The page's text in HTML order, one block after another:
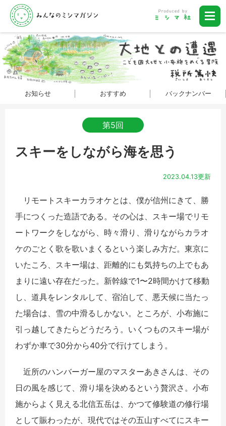
お知らせ おすすめ バックナンバー
第5回
スキーをしながら海を思う
2023.04.13更新
リモートスキーカラオケとは、僕が信州にきて、勝
手につくった造語である。その心は、スキー場でリモ
ートワークをしながら、時々滑り、滑りながらカラオ
ケのごとく歌を歌いまくるという楽しみ方だ。東京に
いたころ、スキー場は、距離的にも気持ちの上でもあ
まりに遠い存在だった。新幹線で1〜2時間かけて移動
し、道具をレンタルして、宿泊して、悪天候に当たっ
た場合は、雪の中滑るしかない。ところが、小布施に
引っ越してきたらどうだろう。いくつものスキー場が
わずか車で30分から40分で行けてしまう。
近所のハンバーガー屋のマスターあきさんは、その
日の風を感じて、滑り場を決めるという贅沢さ。小布
施からよく見える北信五岳は、かつて修験道の修行場
として賑わったが、現代ではその五山すべてにスキー